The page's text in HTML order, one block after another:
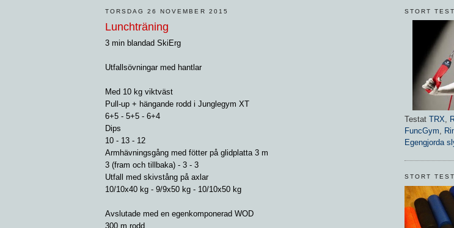
TORSDAG 26 NOVEMBER 2015
Lunchträning
3 min blandad SkiErg
Utfallsövningar med hantlar
Med 10 kg viktväst
Pull-up + hängande rodd i Junglegym XT
6+5 - 5+5 - 6+4
Dips
10 - 13 - 12
Armhävningsgång med fötter på glidplatta 3 m
3 (fram och tillbaka) - 3 - 3
Utfall med skivstång på axlar
10/10x40 kg - 9/9x50 kg - 10/10x50 kg
Avslutade med en egenkomponerad WOD
300 m rodd
STORT
Testat TRX,
FuncGym,
Egengjorda
STORT